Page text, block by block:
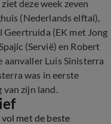
deze week zeven
(Nederlands elftal),
Geertruida (EK met Jong
(Servië) en Robert
aanvaller Luis Sinisterra
was in eerste
zijn land.
met de beste